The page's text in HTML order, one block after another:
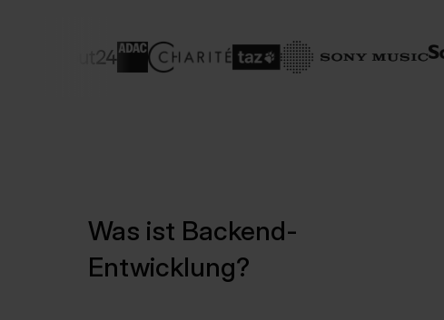
Was ist Backend-
Entwicklung?